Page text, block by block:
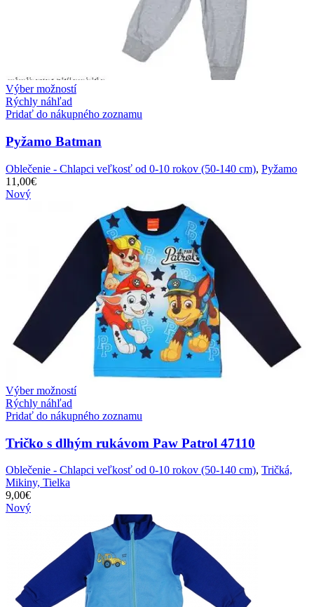
Výber možností
Rýchly náhľad
Pridať do nákupného zoznamu
Pyžamo Batman
Oblečenie - Chlapci veľkosť od 0-10 rokov (50-140 cm), Pyžamo
11,00€
Nový
Výber možností
Rýchly náhľad
Pridať do nákupného zoznamu
Tričko s dlhým rukávom Paw Patrol 47110
Oblečenie - Chlapci veľkosť od 0-10 rokov (50-140 cm), Tričká,
Mikiny, Tielka
9,00€
Nový